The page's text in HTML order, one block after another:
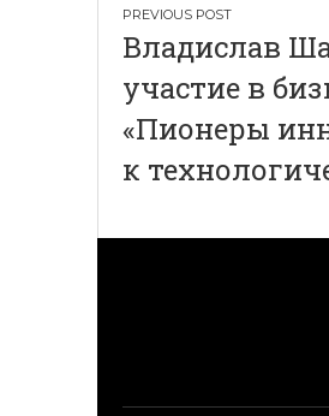
Навигация
по
записям
Владислав
участие в
«Пионеры
к